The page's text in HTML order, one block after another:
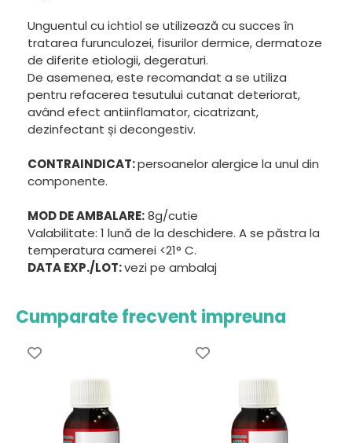
Unguentul cu ichtiol se utilizează cu succes în
tratarea furunculozei, fisurilor dermice, dermatoze
de diferite etiologii, degeraturi.
De asemenea, este recomandat a se utiliza
pentru refacerea tesutului cutanat deteriorat,
având efect antiinflamator, cicatrizant,
dezinfectant și decongestiv.
CONTRAINDICAT:persoanelor alergice la unul din
componente.
MOD DE AMBALARE:8g/cutie
Valabilitate: 1 lună de la deschidere. A se păstra la
temperatura camerei <21° C.
DATA EXP./LOT:vezi pe ambalaj
Cumparate frecvent impreuna